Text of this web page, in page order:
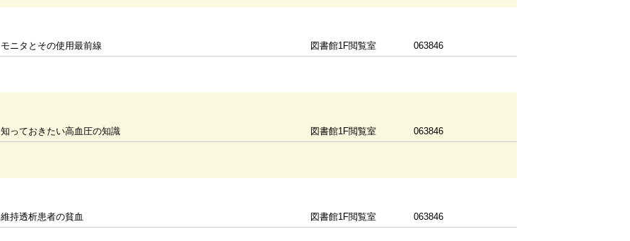
モニタとその使用最前線 図書館1F閲覧室 063846
知っておきたい高血圧の知識 図書館1F閲覧室 063846
維持透析患者の貧血 図書館1F閲覧室 063846